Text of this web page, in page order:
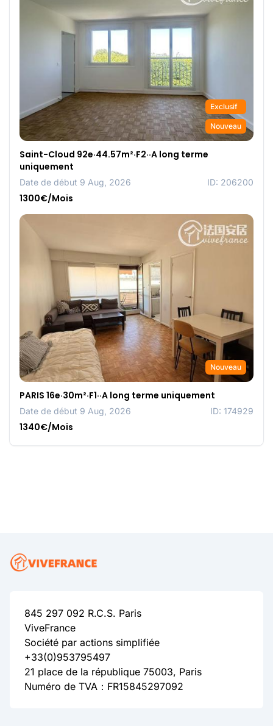
Exclusif
Nouveau
Saint-Cloud 92e·44.57m²·F2··A long terme
uniquement
Date de début 9 Aug, 2026 ID: 206200
1300€/Mois
Nouveau
PARIS 16e·30m²·F1··A long terme uniquement
Date de début 9 Aug, 2026 ID: 174929
1340€/Mois
845 297 092 R.C.S. Paris
ViveFrance
Société par actions simplifiée
+33(0)953795497
21 place de la république 75003, Paris
Numéro de TVA：FR15845297092